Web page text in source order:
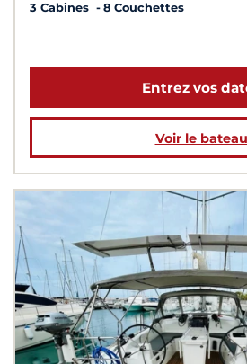
3 Cabines
8 Couchettes
Entrez vos
Voir le bateau